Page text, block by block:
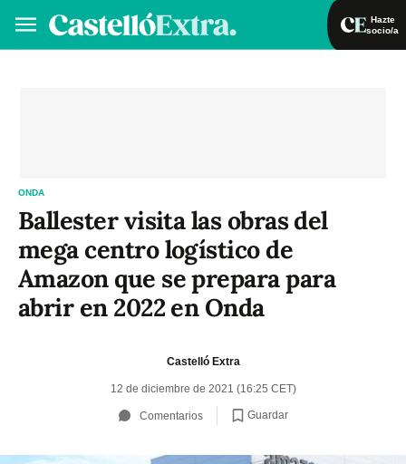
Hazte
socio/a
ONDA
Ballester visita las obras del
mega centro logístico de
Amazon que se prepara para
abrir en 2022 en Onda
Castelló Extra
12 de diciembre de 2021 (16:25 CET)
Comentarios Guardar